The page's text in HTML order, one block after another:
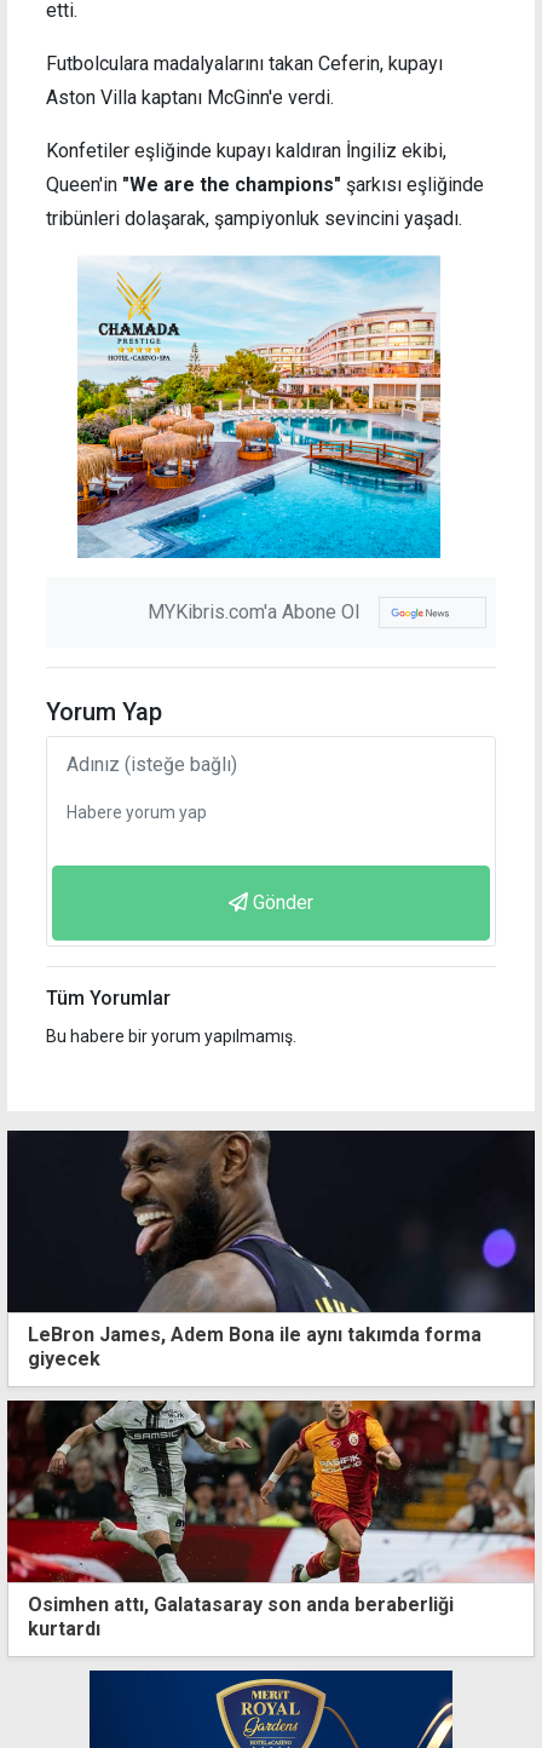
etti.
Futbolculara madalyalarını takan Ceferin, kupayı
Aston Villa kaptanı McGinn'e verdi.
Konfetiler eşliğinde kupayı kaldıran İngiliz ekibi,
Queen'in "We are the champions" şarkısı eşliğinde
tribünleri dolaşarak, şampiyonluk sevincini yaşadı.
MYKibris.com'a Abone Ol
Yorum Yap
Gönder
Tüm Yorumlar
Bu habere bir yorum yapılmamış.
LeBron James, Adem Bona ile aynı takımda forma
giyecek
Osimhen attı, Galatasaray son anda beraberliği
kurtardı